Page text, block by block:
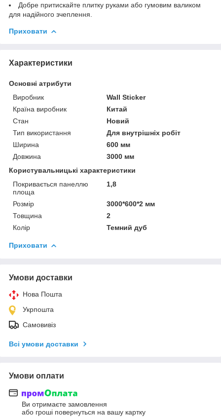
Добре притискайте плитку руками або гумовим валиком
для надійного зчеплення.
Приховати
Характеристики
Основні атрибути
Виробник
Wall Sticker
Країна виробник
Китай
Стан
Новий
Тип використання
Для внутрішніх робіт
Ширина
600 мм
Довжина
3000 мм
Користувальницькі характеристики
Покривається панеллю
площа
1,8
Розмір
3000*600*2 мм
Товщина
2
Колір
Темний дуб
Приховати
Умови доставки
Нова Пошта
Укрпошта
Самовивіз
Всі умови доставки
Умови оплати
Ви отримаєте замовлення
або гроші повернуться на вашу картку